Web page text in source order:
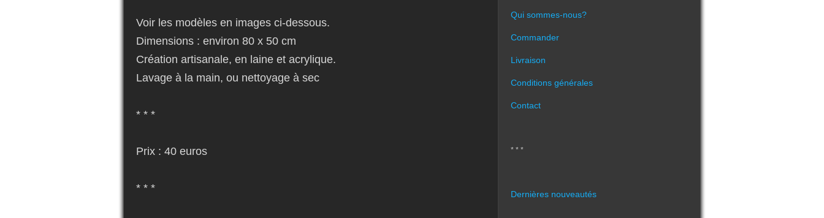
Voir les modèles en images ci-dessous.
Dimensions : environ 80 x 50 cm
Création artisanale, en laine et acrylique.
Lavage à la main, ou nettoyage à sec
* * *
Prix : 40 euros
* * *
Qui sommes-nous?
Commander
Livraison
Conditions générales
Contact
* * *
Dernières nouveautés